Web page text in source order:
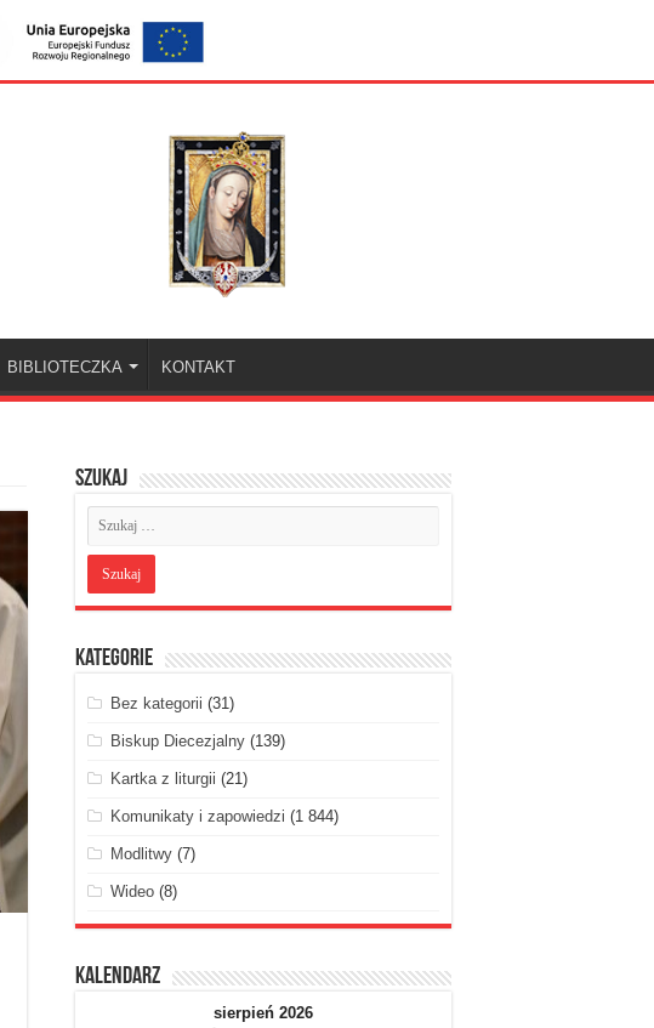
BIBLIOTECZKA KONTAKT
Szukaj
Kategorie
Bez kategorii (31)
Biskup Diecezjalny(139)
Kartka z liturgii (21)
Komunikaty i zapowiedzi (1 844)
Modlitwy(7)
Wideo(8)
Kalendarz
sierpień 2026